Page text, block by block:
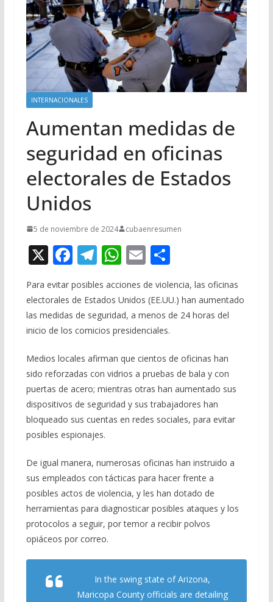
INTERNACIONALES
Aumentan medidas de
seguridad en oficinas
electorales de Estados
Unidos
5 de noviembre de 2024 cubaenresumen
X F
ac
e
b
o
o
k
T
e
gr
a
m
W
at
s
A
p
p
E
m
ai
l
C
m
p
ti
r
Para evitar posibles acciones de violencia, las oficinas
electorales de Estados Unidos (EE.UU.) han aumentado
las medidas de seguridad, a menos de 24 horas del
inicio de los comicios presidenciales.
Medios locales afirman que cientos de oficinas han
sido reforzadas con vidrios a pruebas de bala y con
puertas de acero; mientras otras han aumentado sus
dispositivos de seguridad y sus trabajadores han
bloqueado sus cuentas en redes sociales, para evitar
posibles espionajes.
De igual manera, numerosas oficinas han instruido a
sus empleados con tácticas para hacer frente a
posibles actos de violencia, y les han dotado de
herramientas para diagnosticar posibles ataques y los
protocolos a seguir, por temor a recibir polvos
opiáceos por correo.
In the swing state of Arizona,
Maricopa County officials are detailing